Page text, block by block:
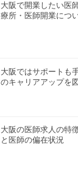
大阪で開業したい医
療所・医師開業につ
大阪ではサポートも
のキャリアアップを
大阪の医師求人の特
と医師の偏在状況